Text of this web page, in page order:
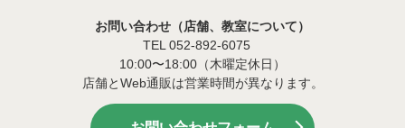
お問い合わせ（店舗、教室について）
TEL 052-892-6075
10:00〜18:00（木曜定休日）
店舗とWeb通販は営業時間が異なります。